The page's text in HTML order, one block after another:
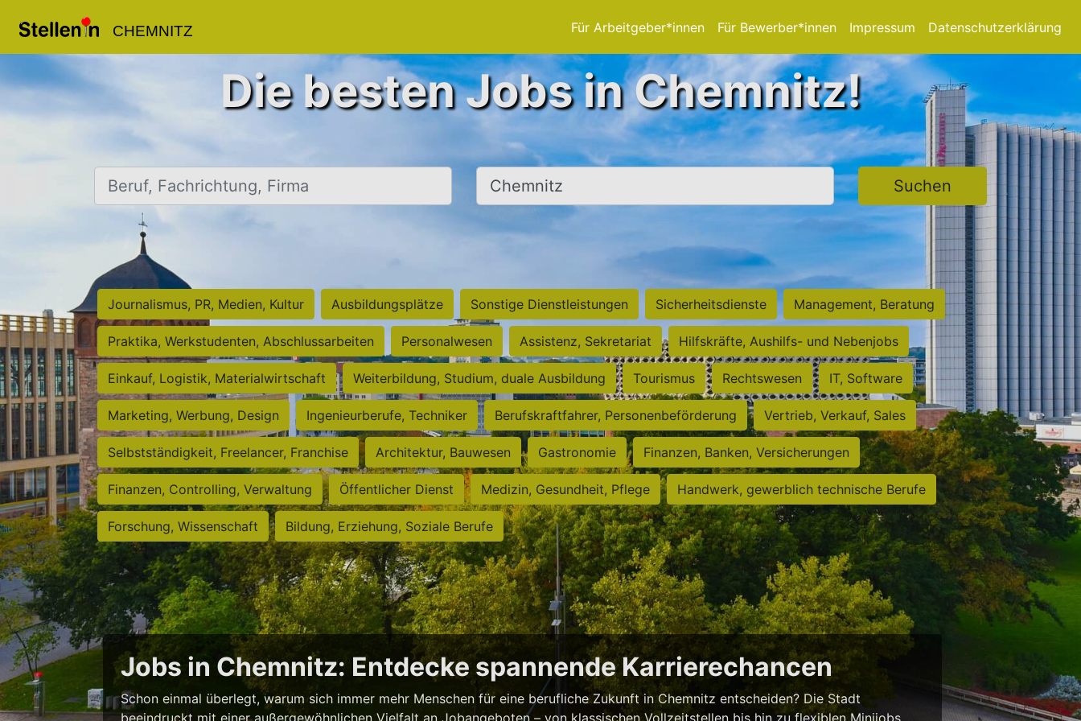
CHEMNITZ Für Arbeitgeber*innen Für Bewerber*innen Impressum Datenschutzerklärung
Die besten Jobs in Chemnitz!
Beruf, Fachrichtung, Firma Ort, Stadt Suchen
Journalismus, PR, Medien, Kultur Ausbildungsplätze Sonstige Dienstleistungen Sicherheitsdienste Management, Beratung
Praktika, Werkstudenten, Abschlussarbeiten Personalwesen Assistenz, Sekretariat Hilfskräfte, Aushilfs- und Nebenjobs
Einkauf, Logistik, Materialwirtschaft Weiterbildung, Studium, duale Ausbildung Tourismus Rechtswesen IT, Software
Marketing, Werbung, Design Ingenieurberufe, Techniker Berufskraftfahrer, Personenbeförderung Vertrieb, Verkauf, Sales
Selbstständigkeit, Freelancer, Franchise Architektur, Bauwesen Gastronomie Finanzen, Banken, Versicherungen
Finanzen, Controlling, Verwaltung Öffentlicher Dienst Medizin, Gesundheit, Pflege Handwerk, gewerblich technische Berufe
Forschung, Wissenschaft Bildung, Erziehung, Soziale Berufe
Jobs in Chemnitz: Entdecke spannende Karrierechancen
Schon einmal überlegt, warum sich immer mehr Menschen für eine berufliche Zukunft in Chemnitz entscheiden? Die Stadt